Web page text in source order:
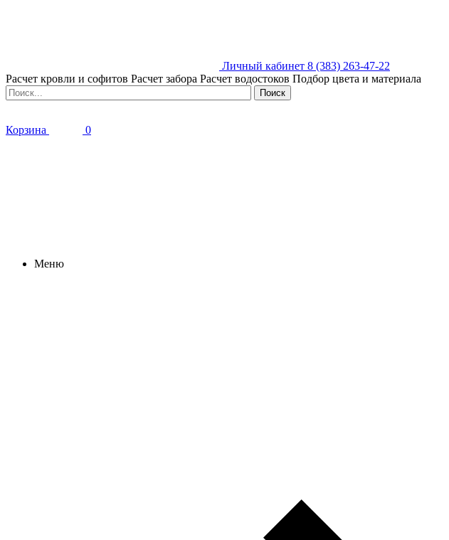
Личный кабинет 8 (383) 263-47-22
Расчет кровли и софитов Расчет забора Расчет водостоков Подбор цвета и материала
Корзина 0
Меню